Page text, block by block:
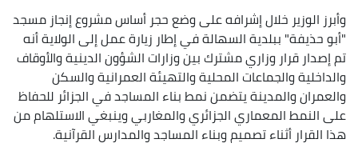
وأبرز الوزير خلال إشرافه على وضع حجر أساس مشروع إنجاز مسجد
"أبو حذيفة" ببلدية السهالة في إطار زيارة عمل إلى الولاية أنه
تم إصدار قرار وزاري مشترك بين وزارات الشؤون الدينية والأوقاف
والداخلية والجماعات المحلية والتهيئة العمرانية والسكن
والعمران والمدينة يتضمن نمط بناء المساجد في الجزائر للحفاظ
على النمط المعماري الجزائري والمغاربي وينبغي الاستلهام من
هذا القرار أثناء تصميم وبناء المساجد والمدارس القرآنية.